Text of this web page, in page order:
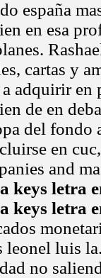
españa
en esa
cartas y
a adquirir en
de en
del fondo
en
and
keys letra
keys letra
leonel luis
no